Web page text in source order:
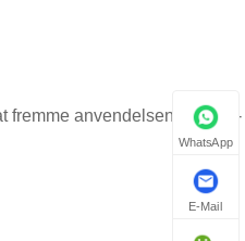
fremme anvendelsen af ​​TPE -
WhatsApp
E-Mail